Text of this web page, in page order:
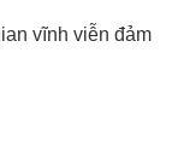
vĩnh viễn đảm